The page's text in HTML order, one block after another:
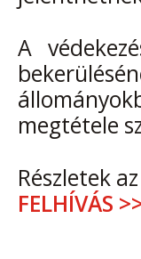
A
megtétele
Részletek
FELHÍVÁS